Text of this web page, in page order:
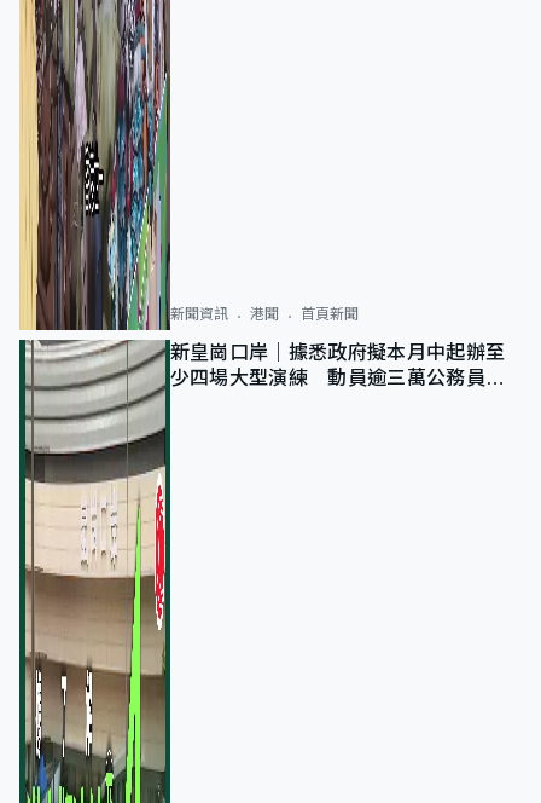
新聞資訊 港聞 首頁新聞
新皇崗口岸｜據悉政府擬本月中起辦至
少四場大型演練 動員逾三萬公務員人